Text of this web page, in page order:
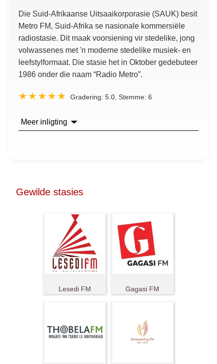
Die Suid-Afrikaanse Uitsaaikorporasie (SAUK) besit
Metro FM, Suid-Afrika se nasionale kommersiële
radiostasie. Dit maak voorsiening vir stedelike, jong
volwassenes met 'n moderne stedelike musiek- en
leefstylformaat. Die stasie het in Oktober gedebuteer
1986 onder die naam “Radio Metro”.
Gradering: 5.0 , Stemme: 6
Meer inligting
Gewilde stasies
Lesedi FM Gagasi FM